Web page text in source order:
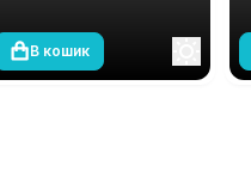
В кошик